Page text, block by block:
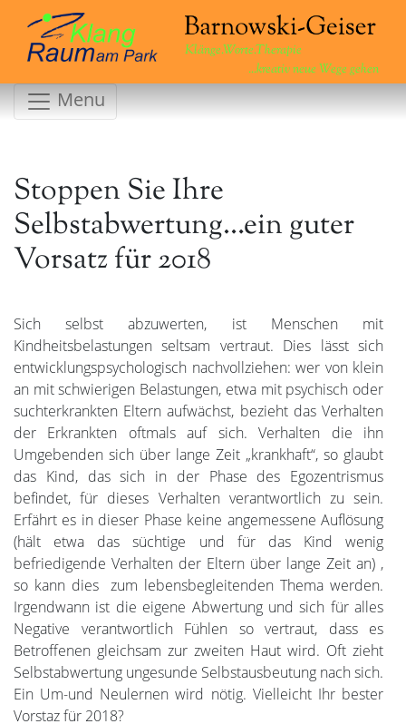
Klänge.Worte.Therapie
...kreativ neue Wege gehen
Menu
Stoppen Sie Ihre
Selbstabwertung…ein guter
Vorsatz für 2018
Sich selbst abzuwerten, ist Menschen mit
Kindheitsbelastungen seltsam vertraut. Dies lässt sich
entwicklungspsychologisch nachvollziehen: wer von klein
an mit schwierigen Belastungen, etwa mit psychisch oder
suchterkrankten Eltern aufwächst, bezieht das Verhalten
der Erkrankten oftmals auf sich. Verhalten die ihn
Umgebenden sich über lange Zeit „krankhaft“, so glaubt
das Kind, das sich in der Phase des Egozentrismus
befindet, für dieses Verhalten verantwortlich zu sein.
Erfährt es in dieser Phase keine angemessene Auflösung
(hält etwa das süchtige und für das Kind wenig
befriedigende Verhalten der Eltern über lange Zeit an) ,
so kann dies zum lebensbegleitenden Thema werden.
Irgendwann ist die eigene Abwertung und sich für alles
Negative verantwortlich Fühlen so vertraut, dass es
Betroffenen gleichsam zur zweiten Haut wird. Oft zieht
Selbstabwertung ungesunde Selbstausbeutung nach sich.
Ein Um-und Neulernen wird nötig. Vielleicht Ihr bester
Vorstaz für 2018?